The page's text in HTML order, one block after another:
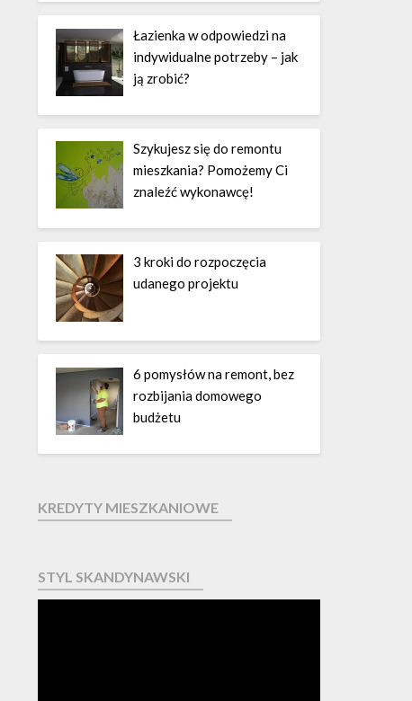
Łazienka w odpowiedzi na
indywidualne potrzeby – jak
ją zrobić?
Szykujesz się do remontu
mieszkania? Pomożemy Ci
znaleźć wykonawcę!
3 kroki do rozpoczęcia
udanego projektu
6 pomysłów na remont, bez
rozbijania domowego
budżetu
KREDYTY MIESZKANIOWE
STYL SKANDYNAWSKI